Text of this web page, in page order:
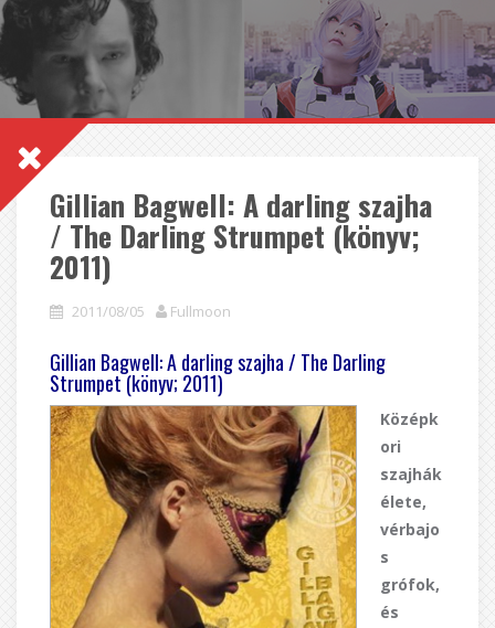
Gillian Bagwell: A darling szajha
/ The Darling Strumpet (könyv;
2011)
2011/08/05 Fullmoon
Gillian Bagwell: A darling szajha / The Darling
Strumpet (könyv; 2011)
Középk
ori
szajhák
élete,
vérbajo
s
grófok,
és